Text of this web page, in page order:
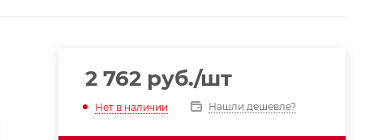
2 762руб./шт
Нет в наличии Нашли дешевле?